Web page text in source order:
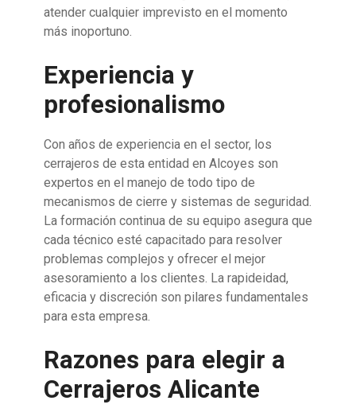
atender cualquier imprevisto en el momento
más inoportuno.
Experiencia y
profesionalismo
Con años de experiencia en el sector, los
cerrajeros de esta entidad en Alcoyes son
expertos en el manejo de todo tipo de
mecanismos de cierre y sistemas de seguridad.
La formación continua de su equipo asegura que
cada técnico esté capacitado para resolver
problemas complejos y ofrecer el mejor
asesoramiento a los clientes. La rapideidad,
eficacia y discreción son pilares fundamentales
para esta empresa.
Razones para elegir a
Cerrajeros Alicante